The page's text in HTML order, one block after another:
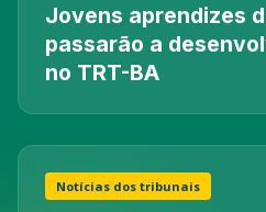
Jovens aprendizes
passarão a
no TRT-BA
Notícias dos tribunais